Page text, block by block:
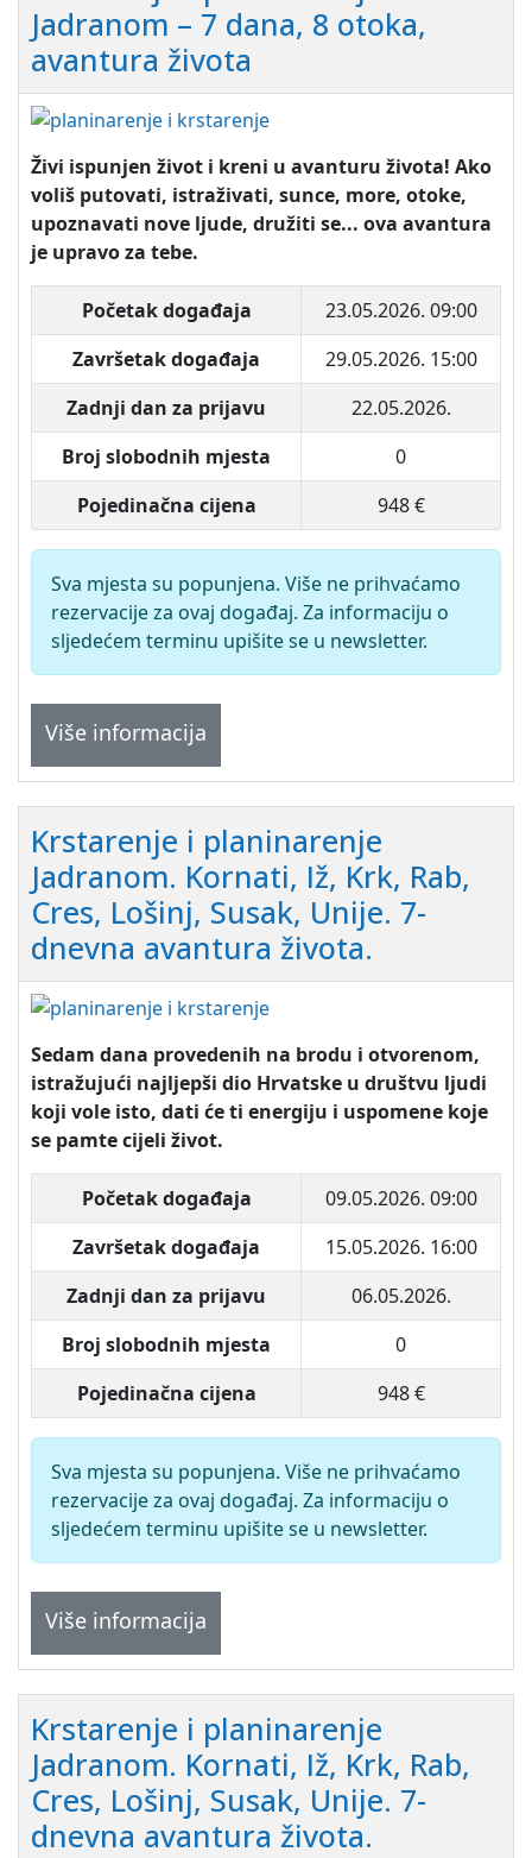
Jadranom – 7 dana, 8 otoka,
avantura života
Živi ispunjen život i kreni u avanturu života! Ako
voliš putovati, istraživati, sunce, more, otoke,
upoznavati nove ljude, družiti se... ova avantura
je upravo za tebe.
Početak događaja
23.05.2026. 09:00
Završetak događaja
29.05.2026. 15:00
Zadnji dan za prijavu
22.05.2026.
Broj slobodnih mjesta
0
Pojedinačna cijena
948 €
Sva mjesta su popunjena. Više ne prihvaćamo
rezervacije za ovaj događaj. Za informaciju o
sljedećem terminu upišite se u newsletter.
Više informacija
Krstarenje i planinarenje
Jadranom. Kornati, Iž, Krk, Rab,
Cres, Lošinj, Susak, Unije. 7-
dnevna avantura života.
Sedam dana provedenih na brodu i otvorenom,
istražujući najljepši dio Hrvatske u društvu ljudi
koji vole isto, dati će ti energiju i uspomene koje
se pamte cijeli život.
Početak događaja
09.05.2026. 09:00
Završetak događaja
15.05.2026. 16:00
Zadnji dan za prijavu
06.05.2026.
Broj slobodnih mjesta
0
Pojedinačna cijena
948 €
Sva mjesta su popunjena. Više ne prihvaćamo
rezervacije za ovaj događaj. Za informaciju o
sljedećem terminu upišite se u newsletter.
Više informacija
Krstarenje i planinarenje
Jadranom. Kornati, Iž, Krk, Rab,
Cres, Lošinj, Susak, Unije. 7-
dnevna avantura života.